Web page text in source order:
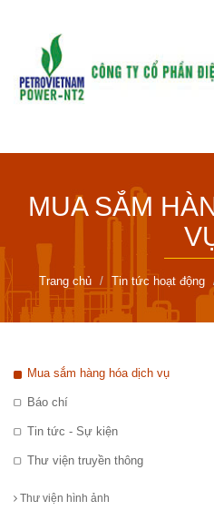
MUA SẮM
Trang chủ Tin tức hoạt động
Mua sắm hàng hóa dịch vụ
Báo chí
Tin tức - Sự kiện
Thư viện truyền thông
Thư viện hình ảnh